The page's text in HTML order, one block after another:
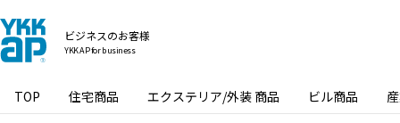
ビジネスのお客様
YKK AP for business
TOP 住宅商品 エクステリア/外装 商品 ビル商品